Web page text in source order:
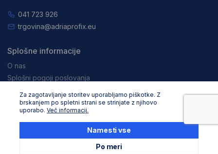
Za zagotavljanje storitev uporabljamo piškotke. Z
brskanjem po spletni strani se strinjate z njihovo
uporabo. Več informacij.
Po meri
Namesti vse
041 723 926
trgovina@adriaprofix.eu
Splošne informacije
O nas
Splošni pogoji poslovanja
Zaposlitev
Pravna obvestila